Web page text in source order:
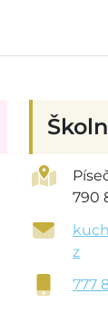
790
z
777